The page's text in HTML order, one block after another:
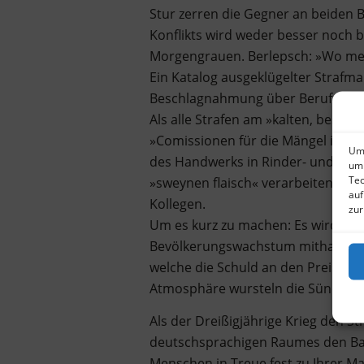
Stur zerren die Gegner an beiden
Konflikts wird weder besser noch
Morgengrauen. Berlepsch: »Wo
Ein Katalog ausgeklügelter
Beschlagnahmung über
Als alle Strafen am »kalten,
»Comissionen für die Mängel im
des Handwerks in Rinder- und
»sweynen flaisch« verarbeiten,
Kollegen.
Um es kurz zu machen: Es wird
Bevölkerungswachstum
welche die Schuld an den
Atmosphäre wursteln die
Als der Dreißigjährige Krieg den
deutschsprachigen Raumes den